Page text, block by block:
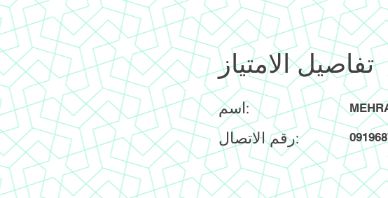
تفاصيل الامتياز
اسم:
رقم الاتصال: